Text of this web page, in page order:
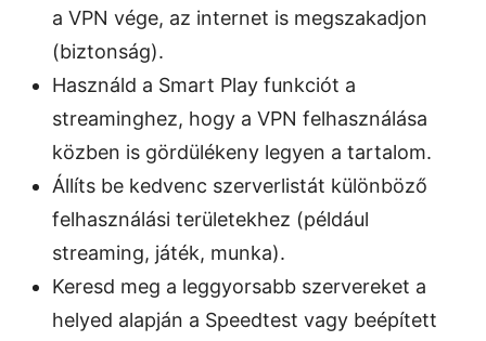
a VPN vége, az internet is megszakadjon
(biztonság).
Használd a Smart Play funkciót a
streaminghez, hogy a VPN felhasználása
közben is gördülékeny legyen a tartalom.
Állíts be kedvenc szerverlistát különböző
felhasználási területekhez (például
streaming, játék, munka).
Keresd meg a leggyorsabb szervereket a
helyed alapján a Speedtest vagy beépített